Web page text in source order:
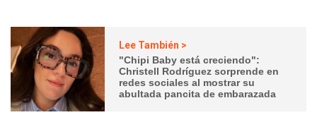
Lee También >
"Chipi Baby está creciendo":
Christell Rodríguez sorprende en
redes sociales al mostrar su
abultada pancita de embarazada